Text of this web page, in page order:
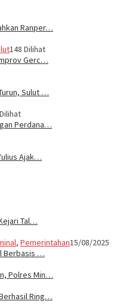
Ranper…
148 Dilihat
Gerc…
Sulut …
Perdana…
Ajak…
Tal…
, Pemerintahan15/08/2025
Berbasis …
Polres Min…
Ring…